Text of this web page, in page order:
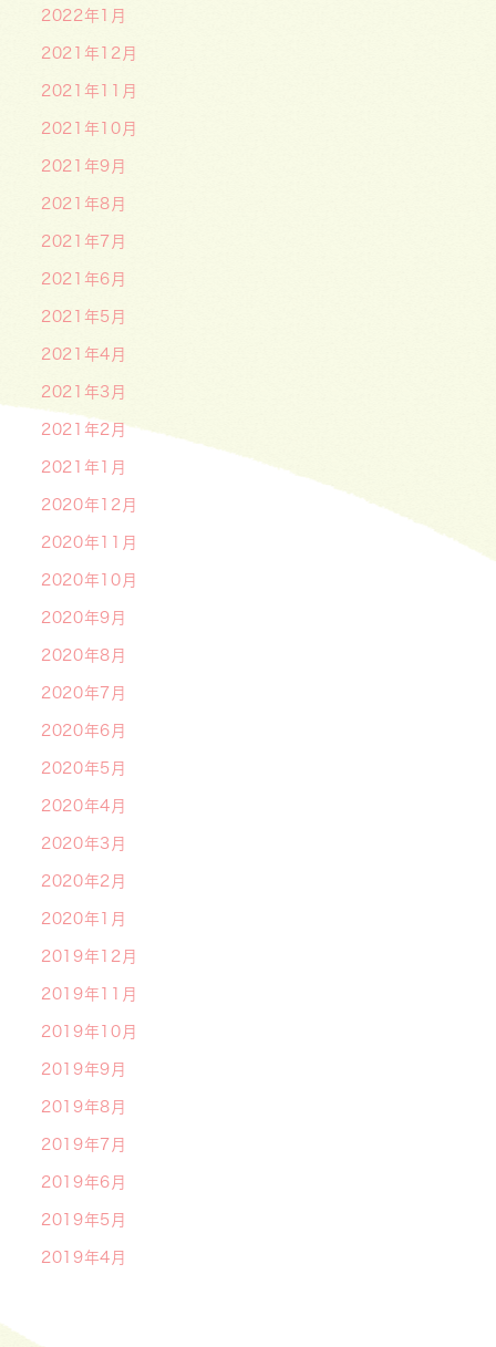
2022年1月
2021年12月
2021年11月
2021年10月
2021年9月
2021年8月
2021年7月
2021年6月
2021年5月
2021年4月
2021年3月
2021年2月
2021年1月
2020年12月
2020年11月
2020年10月
2020年9月
2020年8月
2020年7月
2020年6月
2020年5月
2020年4月
2020年3月
2020年2月
2020年1月
2019年12月
2019年11月
2019年10月
2019年9月
2019年8月
2019年7月
2019年6月
2019年5月
2019年4月